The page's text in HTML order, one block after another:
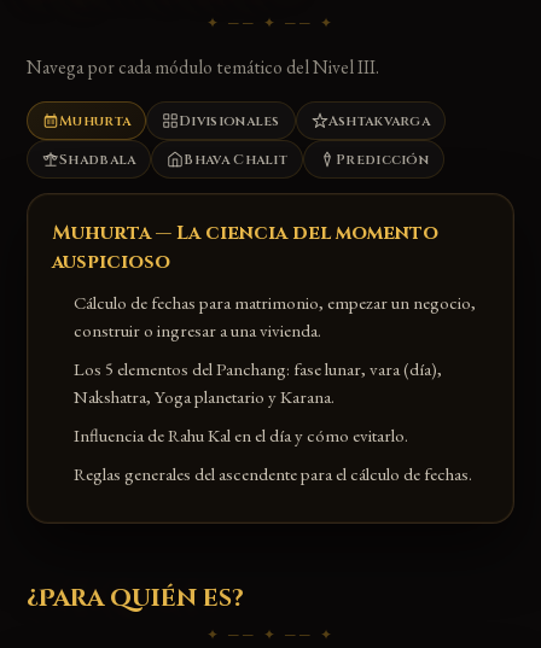
✦ ── ✦ ── ✦
Navega por cada módulo temático del Nivel III.
Muhurta Divisionales Ashtakvarga
Shadbala Bhava Chalit Predicción
Muhurta — La ciencia del momento
auspicioso
Cálculo de fechas para matrimonio, empezar un negocio,
construir o ingresar a una vivienda.
Los 5 elementos del Panchang: fase lunar, vara (día),
Nakshatra, Yoga planetario y Karana.
Influencia de Rahu Kal en el día y cómo evitarlo.
Reglas generales del ascendente para el cálculo de fechas.
¿Para quién es?
✦ ── ✦ ── ✦